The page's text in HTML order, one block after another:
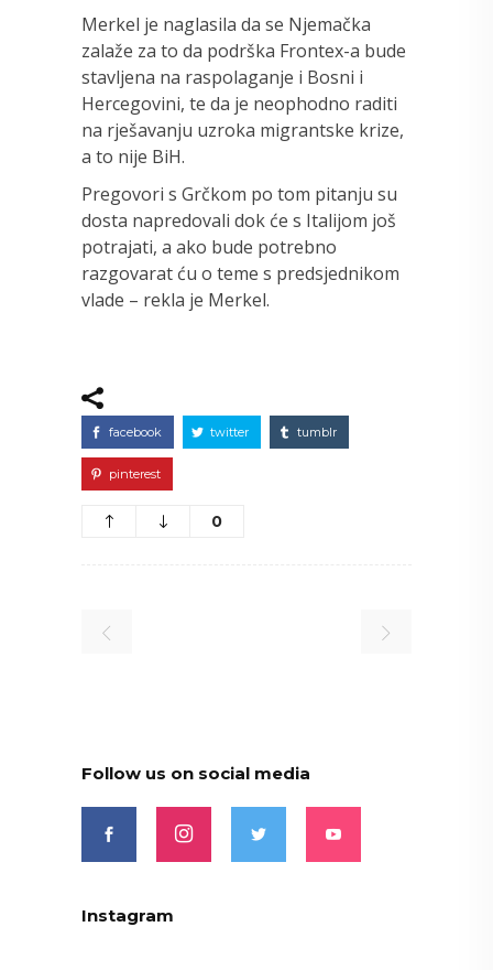
Merkel je naglasila da se Njemačka
zalaže za to da podrška Frontex-a bude
stavljena na raspolaganje i Bosni i
Hercegovini, te da je neophodno raditi
na rješavanju uzroka migrantske krize,
a to nije BiH.
Pregovori s Grčkom po tom pitanju su
dosta napredovali dok će s Italijom još
potrajati, a ako bude potrebno
razgovarat ću o teme s predsjednikom
vlade – rekla je Merkel.
facebook twitter tumblr
pinterest
0
Follow us on social media
Instagram